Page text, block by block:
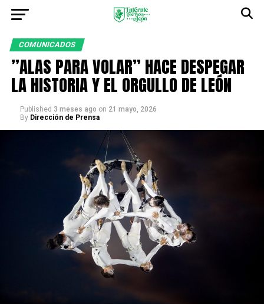
COMUNICADOS
”ALAS PARA VOLAR” HACE DESPEGAR
LA HISTORIA Y EL ORGULLO DE LEÓN
Published 3 meses ago on 21 mayo, 2026
By Dirección de Prensa